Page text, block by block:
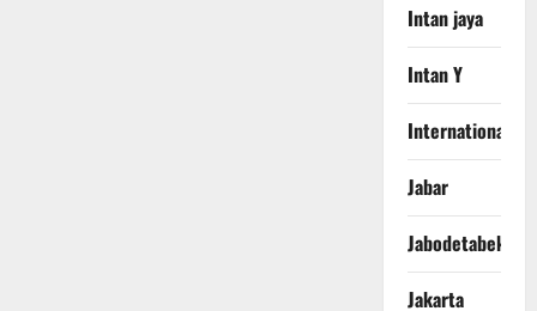
Intan jaya
Intan Y
International
Jabar
Jabodetabek
Jakarta